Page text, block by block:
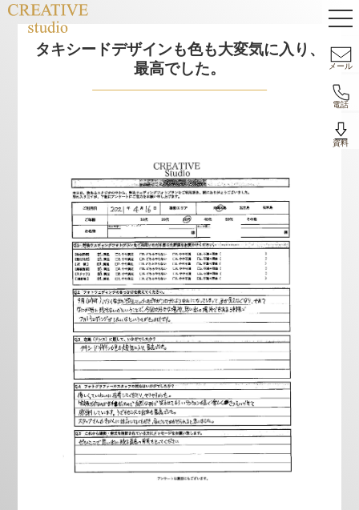
メール
電話
資料
タキシードデザインも色も大変気に入り、
最高でした。